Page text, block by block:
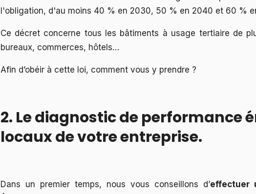
l'obligation, d'au moins 40 % en 2030, 50 % en 2040 et 60 %
Ce décret concerne tous les bâtiments à usage tertiaire de
bureaux, commerces, hôtels…
Afin d’obéir à cette loi, comment vous y prendre ?
2. Le diagnostic de performance
locaux de votre entreprise.
Dans un premier temps, nous vous conseillons d’effectuer